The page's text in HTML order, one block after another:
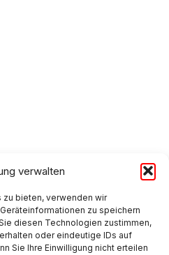
verwalten
zu bieten, verwenden wir
zu speichern
diesen Technologien zustimmen,
oder eindeutige IDs auf
Sie Ihre Einwilligung nicht erteilen